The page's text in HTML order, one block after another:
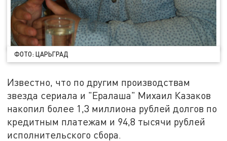
ФОТО: ЦАРЬГРАД
Известно, что по другим производствам
звезда сериала и "Ералаша" Михаил Казаков
накопил более 1,3 миллиона рублей долгов по
кредитным платежам и 94,8 тысячи рублей
исполнительского сбора.